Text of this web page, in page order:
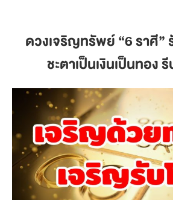
ดวงเจริญทรัพย์“6 ราศี”
ชะตาเป็นเงินเป็นทอง